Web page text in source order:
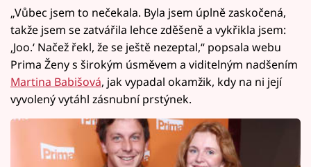
„Vůbec jsem to nečekala. Byla jsem úplně zaskočená,
takže jsem se zatvářila lehce zděšeně a vykřikla jsem:
‚Joo.‘ Načež řekl, že se ještě nezeptal,“ popsala webu
Prima Ženy s širokým úsměvem a viditelným nadšením
Martina Babišová, jak vypadal okamžik, kdy na ni její
vyvolený vytáhl zásnubní prstýnek.